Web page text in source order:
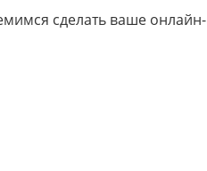
сделать ваше онлайн-